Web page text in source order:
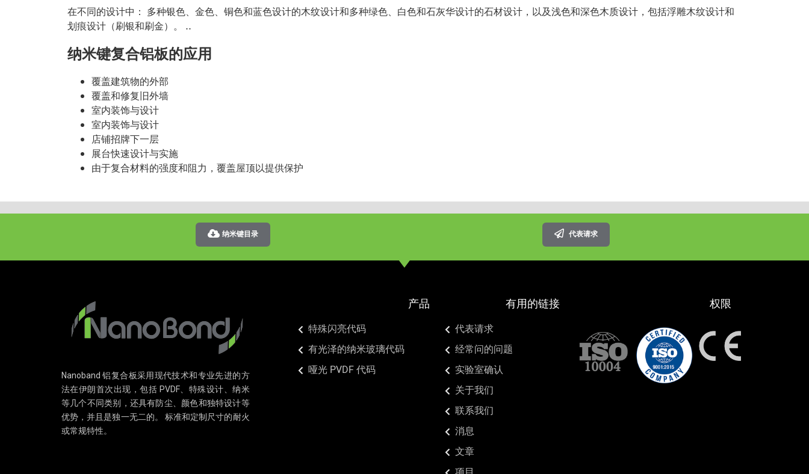
在不同的设计中： 多种银色、金色、铜色和蓝色设计的木纹设计和多种绿色、白色和石灰华设计的石材设计，以及浅色和深色木质设计，包括浮雕木纹设计和
划痕设计（刷银和刷金）。 ..
纳米键复合铝板的应用
覆盖建筑物的外部
覆盖和修复旧外墙
室内装饰与设计
室内装饰与设计
店铺招牌下一层
展台快速设计与实施
由于复合材料的强度和阻力，覆盖屋顶以提供保护
纳米键目录 代表请求
Nanoband 铝复合板采用现代技术和专业先进的方
法在伊朗首次出现，包括 PVDF、特殊设计、纳米
等几个不同类别，还具有防尘、颜色和独特设计等
优势，并且是独一无二的。 标准和定制尺寸的耐火
或常规特性。
产品
特殊闪亮代码
有光泽的纳米玻璃代码
哑光 PVDF 代码
有用的链接
代表请求
经常问的问题
实验室确认
关于我们
联系我们
消息
文章
权限